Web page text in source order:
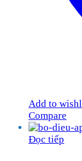
Add to
Compare
Đọc tiếp